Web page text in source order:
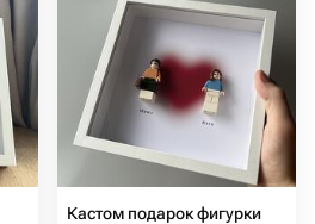
Кастом подарок фигурки